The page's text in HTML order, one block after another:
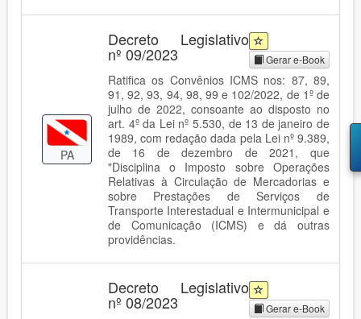
PA
Decreto Legislativo
nº 09/2023 Gerar e-Book
Ratifica os Convênios ICMS nos: 87, 89,
91, 92, 93, 94, 98, 99 e 102/2022, de 1º de
julho de 2022, consoante ao disposto no
art. 4º da Lei nº 5.530, de 13 de janeiro de
1989, com redação dada pela Lei nº 9.389,
de 16 de dezembro de 2021, que
"Disciplina o Imposto sobre Operações
Relativas à Circulação de Mercadorias e
sobre Prestações de Serviços de
Transporte Interestadual e Intermunicipal e
de Comunicação (ICMS) e dá outras
providências.
Decreto Legislativo
nº 08/2023 Gerar e-Book